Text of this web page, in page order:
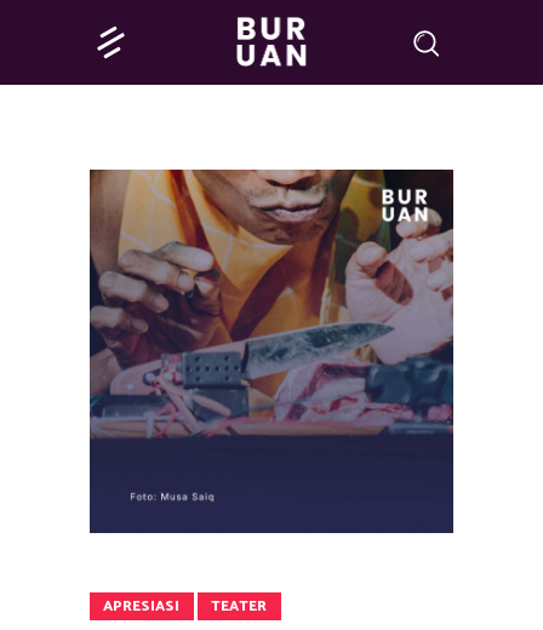
APRESIASI TEATER